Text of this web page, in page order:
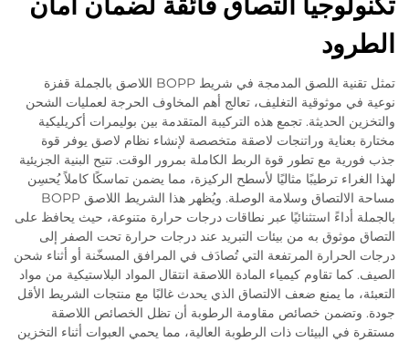
الطرود
تمثل تقنية اللصق المدمجة في شريط BOPP اللاصق بالجملة قفزة
نوعية في موثوقية التغليف، تعالج أهم المخاوف الحرجة لعمليات الشحن
والتخزين الحديثة. تجمع هذه التركيبة المتقدمة بين بوليمرات أكريليكية
مختارة بعناية وراتنجات لاصقة متخصصة لإنشاء نظام لاصق يوفر قوة
جذب فورية مع تطور قوة الربط الكاملة بمرور الوقت. تتيح البنية الجزيئية
لهذا الغراء ترطيبًا مثاليًا لأسطح الركيزة، مما يضمن تماسكًا كاملاً يُحسِن
مساحة الالتصاق وسلامة الوصلة. ويُظهر هذا الشريط اللاصق BOPP
بالجملة أداءً استثنائيًا عبر نطاقات درجات حرارة متنوعة، حيث يحافظ على
التصاق موثوق به من بيئات التبريد عند درجات حرارة تحت الصفر إلى
درجات الحرارة المرتفعة التي تُصادَف في المرافق المسخّنة أو أثناء شحن
الصيف. كما تقاوم كيمياء المادة اللاصقة انتقال المواد البلاستيكية من مواد
التعبئة، ما يمنع ضعف الالتصاق الذي يحدث غالبًا مع منتجات الشريط الأقل
جودة. وتضمن خصائص مقاومة الرطوبة أن تظل الخصائص اللاصقة
مستقرة في البيئات ذات الرطوبة العالية، مما يحمي العبوات أثناء التخزين